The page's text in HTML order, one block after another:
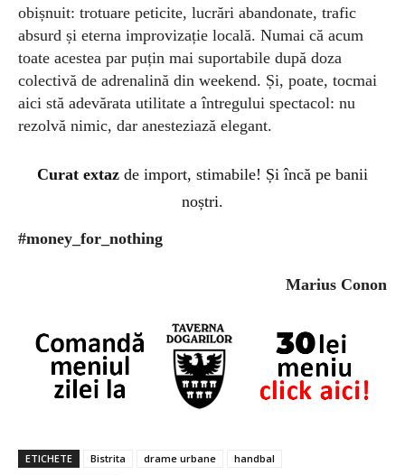
obișnuit: trotuare peticite, lucrări abandonate, trafic
absurd și eterna improvizație locală. Numai că acum
toate acestea par puțin mai suportabile după doza
colectivă de adrenalină din weekend. Și, poate, tocmai
aici stă adevărata utilitate a întregului spectacol: nu
rezolvă nimic, dar anesteziază elegant.
Curat extaz de import, stimabile! Și încă pe banii
noștri.
#money_for_nothing
Marius Conon
ETICHETE Bistrita drame urbane
handbal